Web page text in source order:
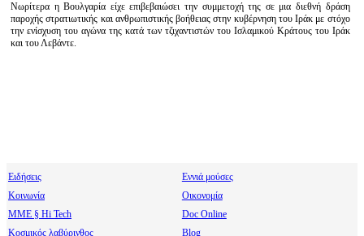
Νωρίτερα η Βουλγαρία είχε επιβεβαιώσει την συμμετοχή της σε μια διεθνή δράση
παροχής στρατιωτικής και ανθρωπιστικής βοήθειας στην κυβέρνηση του Ιράκ με στόχο
την ενίσχυση του αγώνα της κατά των τζιχαντιστών του Ισλαμικού Κράτους του Ιράκ
και του Λεβάντε.
Ειδήσεις
Εννιά μούσες
Κοινωνία
Οικονομία
МΜΕ § Hi Tech
Doc Online
Κοσμικός λαβύρινθος
Blog